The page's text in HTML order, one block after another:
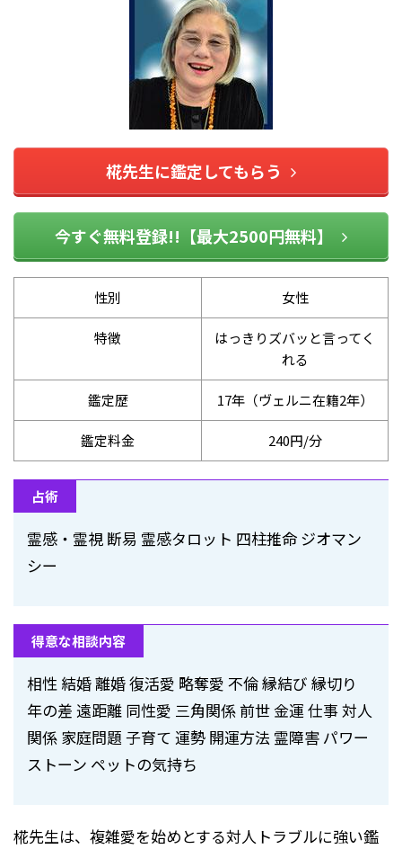
椛先生に鑑定してもらう
今すぐ無料登録!!【最大2500円無料】
性別 女性
特徴
はっきりズバッと言ってく
れる
鑑定歴 17年（ヴェルニ在籍2年）
鑑定料金 240円/分
占術
霊感・霊視 断易 霊感タロット 四柱推命 ジオマン
シー
得意な相談内容
相性 結婚 離婚 復活愛 略奪愛 不倫 縁結び 縁切り
年の差 遠距離 同性愛 三角関係 前世 金運 仕事 対人
関係 家庭問題 子育て 運勢 開運方法 霊障害 パワー
ストーン ペットの気持ち
椛先生は、複雑愛を始めとする対人トラブルに強い鑑